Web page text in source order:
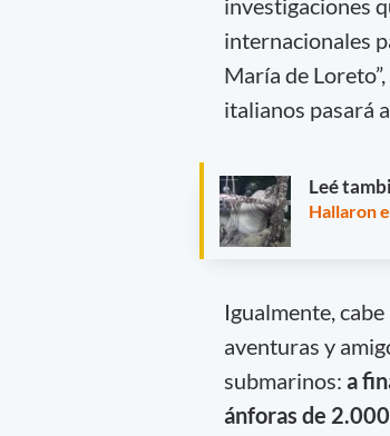
investigaciones
internacionales
María de
italianos pasará
Leé
Hallaron
Igualmente,
aventuras y
submarinos: a
ánforas de